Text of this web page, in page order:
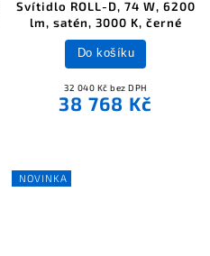
Svítidlo ROLL-D, 74 W, 6200
lm, satén, 3000 K, černé
32 040 Kč bez DPH
38 768 Kč
Do košíku
NOVINKA